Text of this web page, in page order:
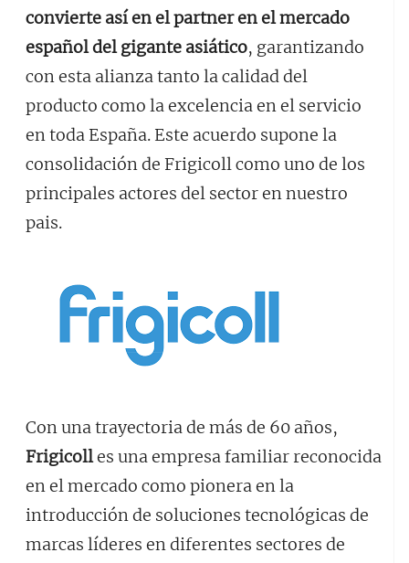
convierte así en el partner en el mercado
español del gigante asiático, garantizando
con esta alianza tanto la calidad del
producto como la excelencia en el servicio
en toda España. Este acuerdo supone la
consolidación de Frigicoll como uno de los
principales actores del sector en nuestro
pais.
Con una trayectoria de más de 60 años,
Frigicolles una empresa familiar reconocida
en el mercado como pionera en la
introducción de soluciones tecnológicas de
marcas líderes en diferentes sectores de